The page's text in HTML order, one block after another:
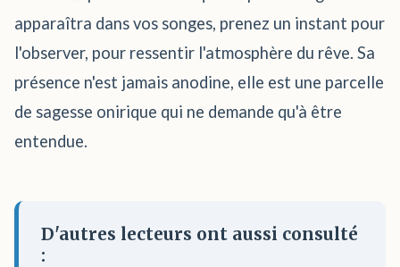
apparaîtra dans vos songes, prenez un instant pour
l'observer, pour ressentir l'atmosphère du rêve. Sa
présence n'est jamais anodine, elle est une parcelle
de sagesse onirique qui ne demande qu'à être
entendue.
D'autres lecteurs ont aussi consulté
: